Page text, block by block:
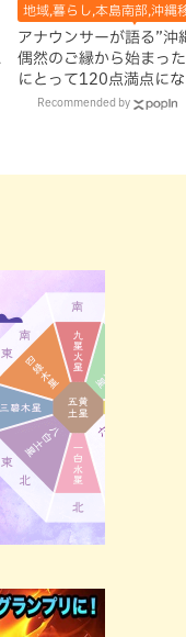
地域,暮らし,本島南部,沖縄
アナウンサーが語る”沖
偶然のご縁から始まっ
にとって120点満点に
Recommended by